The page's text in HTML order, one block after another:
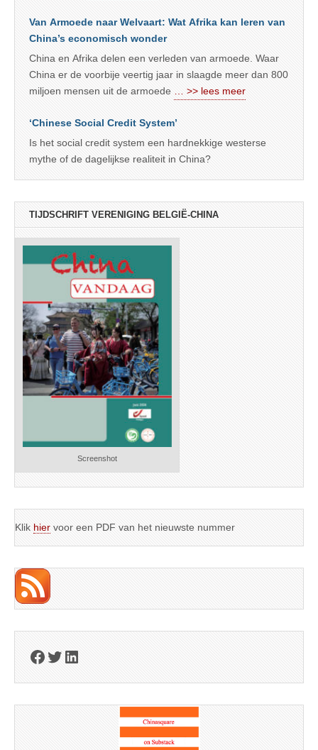
Van Armoede naar Welvaart: Wat Afrika kan leren van
China’s economisch wonder
China en Afrika delen een verleden van armoede. Waar
China er de voorbije veertig jaar in slaagde meer dan 800
miljoen mensen uit de armoede … >> lees meer
‘Chinese Social Credit System’
Is het social credit system een hardnekkige westerse
mythe of de dagelijkse realiteit in China?
TIJDSCHRIFT VERENIGING BELGIË-CHINA
Screenshot
Klik hier voor een PDF van het nieuwste nummer
Facebook
Twitter
LinkedIn